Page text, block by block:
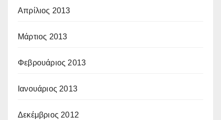
Απρίλιος 2013
Μάρτιος 2013
Φεβρουάριος 2013
Ιανουάριος 2013
Δεκέμβριος 2012